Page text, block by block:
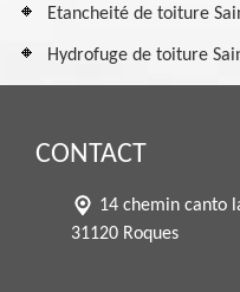
Etancheité de toiture
Hydrofuge de toiture
CONTACT
14 chemin canto
31120 Roques